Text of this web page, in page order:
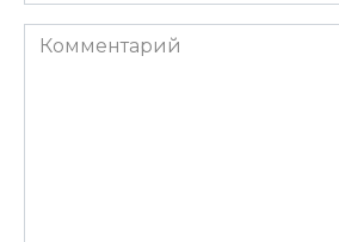
Комментарий